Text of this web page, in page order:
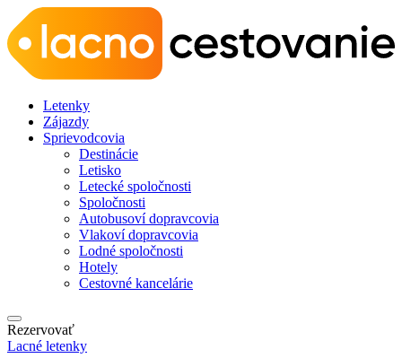
Letenky
Zájazdy
Sprievodcovia
Destinácie
Letisko
Letecké spoločnosti
Spoločnosti
Autobusoví dopravcovia
Vlakoví dopravcovia
Lodné spoločnosti
Hotely
Cestovné kancelárie
Rezervovať
Lacné letenky